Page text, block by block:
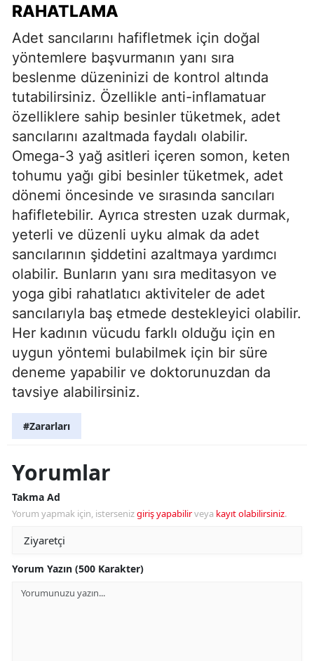
RAHATLAMA
Adet sancılarını hafifletmek için doğal
yöntemlere başvurmanın yanı sıra
beslenme düzeninizi de kontrol altında
tutabilirsiniz. Özellikle anti-inflamatuar
özelliklere sahip besinler tüketmek, adet
sancılarını azaltmada faydalı olabilir.
Omega-3 yağ asitleri içeren somon, keten
tohumu yağı gibi besinler tüketmek, adet
dönemi öncesinde ve sırasında sancıları
hafifletebilir. Ayrıca stresten uzak durmak,
yeterli ve düzenli uyku almak da adet
sancılarının şiddetini azaltmaya yardımcı
olabilir. Bunların yanı sıra meditasyon ve
yoga gibi rahatlatıcı aktiviteler de adet
sancılarıyla baş etmede destekleyici olabilir.
Her kadının vücudu farklı olduğu için en
uygun yöntemi bulabilmek için bir süre
deneme yapabilir ve doktorunuzdan da
tavsiye alabilirsiniz.
#Zararları
Yorumlar
Takma Ad
Yorum yapmak için, istersenizgiriş yapabilirveya kayıt olabilirsiniz.
Yorum Yazın (500 Karakter)